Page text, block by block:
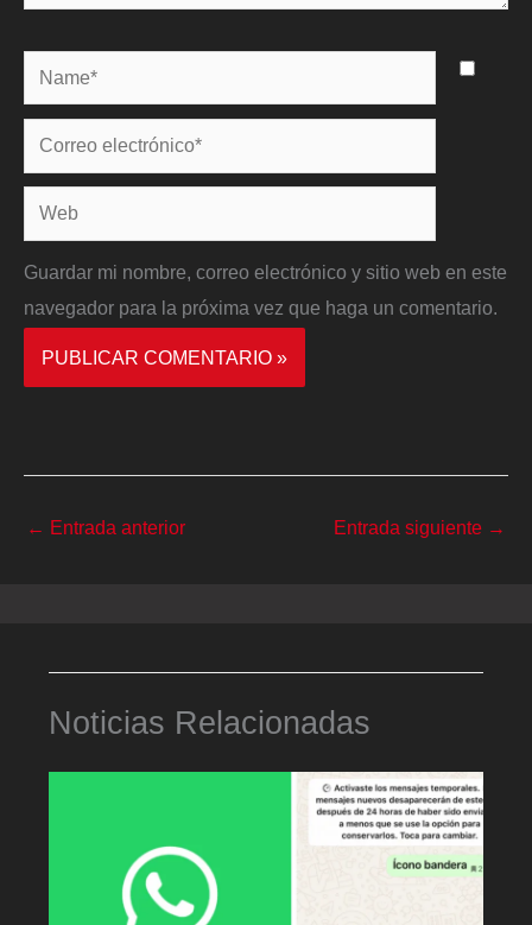
Name*
Correo
electrónico*
Web
Guardar mi nombre, correo electrónico y sitio web en este
navegador para la próxima vez que haga un comentario.
← Entrada anterior Entrada siguiente →
Noticias Relacionadas